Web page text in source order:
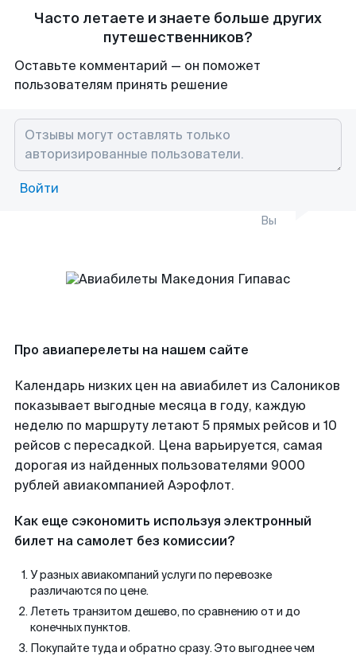
Часто летаете и знаете больше других
путешественников?
Оставьте комментарий — он поможет
пользователям принять решение
Войти
Вы
Про авиаперелеты на нашем сайте
Календарь низких цен на авиабилет из Салоников
показывает выгодные месяца в году, каждую
неделю по маршруту летают 5 прямых рейсов и 10
рейсов с пересадкой. Цена варьируется, самая
дорогая из найденных пользователями 9000
рублей авиакомпанией Аэрофлот.
Как еще сэкономить используя электронный
билет на самолет без комиссии?
У разных авиакомпаний услуги по перевозке
различаются по цене.
Лететь транзитом дешево, по сравнению от и до
конечных пунктов.
Покупайте туда и обратно сразу. Это выгоднее чем